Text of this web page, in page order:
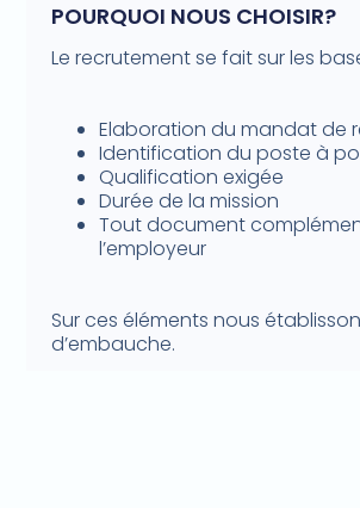
POURQUOI NOUS CHOISIR?
Le recrutement se fait sur les
Elaboration du mandat de
Identification du poste à
Qualification exigée
Durée de la mission
Tout document
l’employeur
Sur ces éléments nous
d’embauche.